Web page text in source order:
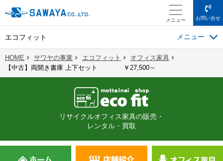
メニュー お問い合せ
エコフィット
HOME サワヤの事業 エコフィット
オフィス家具
【中古】両開き書庫 上下セット ￥27,500～
リサイクルオフィス家具の販売・
レンタル・買取